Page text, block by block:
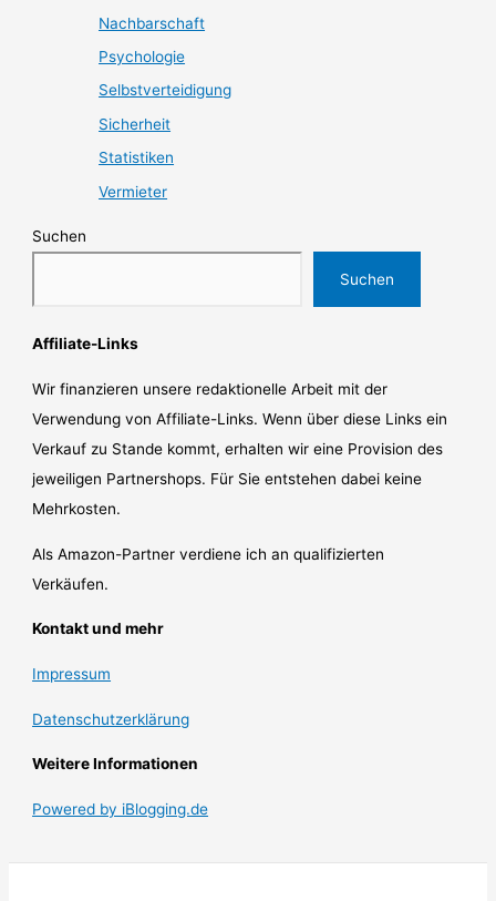
Nachbarschaft
Psychologie
Selbstverteidigung
Sicherheit
Statistiken
Vermieter
Suchen
Suchen
Affiliate-Links
Wir finanzieren unsere redaktionelle Arbeit mit der
Verwendung von Affiliate-Links. Wenn über diese Links ein
Verkauf zu Stande kommt, erhalten wir eine Provision des
jeweiligen Partnershops. Für Sie entstehen dabei keine
Mehrkosten.
Als Amazon-Partner verdiene ich an qualifizierten
Verkäufen.
Kontakt und mehr
Impressum
Datenschutzerklärung
Weitere Informationen
Powered by iBlogging.de